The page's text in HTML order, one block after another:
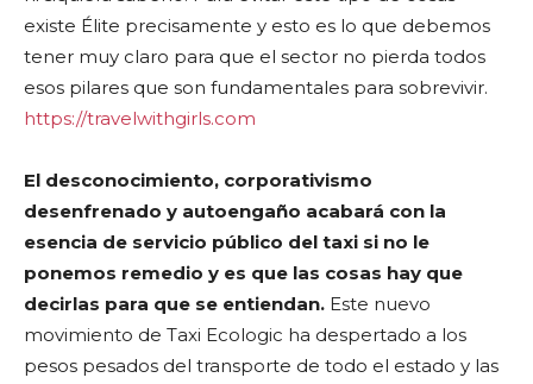
existe Élite precisamente y esto es lo que debemos
tener muy claro para que el sector no pierda todos
esos pilares que son fundamentales para sobrevivir.
https://travelwithgirls.com
El desconocimiento, corporativismo
desenfrenado y autoengaño acabará con la
esencia de servicio público del taxi si no le
ponemos remedio y es que las cosas hay que
decirlas para que se entiendan. Este nuevo
movimiento de Taxi Ecologic ha despertado a los
pesos pesados del transporte de todo el estado y las